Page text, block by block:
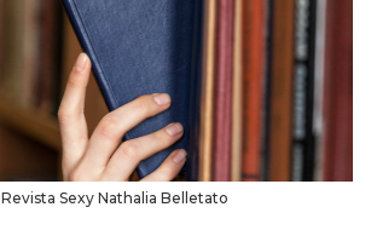
Revista Sexy Nathalia Belletato